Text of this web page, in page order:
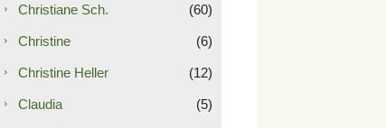
Christiane Sch. (60)
Christine (6)
Christine Heller (12)
Claudia (5)